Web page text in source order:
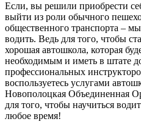
Если, вы решили приобрести
выйти из роли обычного
общественного транспорта –
водить. Ведь для того, чтобы
хорошая автошкола, которая
необходимым и иметь в штате
профессиональных
воспользуетесь услугами
Новополоцкая Объединенная
для того, чтобы научиться
любое время!